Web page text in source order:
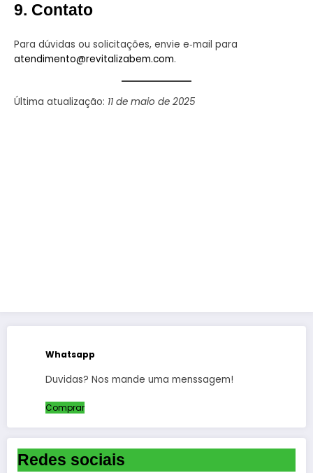
9. Contato
Para dúvidas ou solicitações, envie e‑mail para
atendimento@revitalizabem.com.
Última atualização: 11 de maio de 2025
Whatsapp
Duvidas? Nos mande uma menssagem!
Comprar
Redes sociais